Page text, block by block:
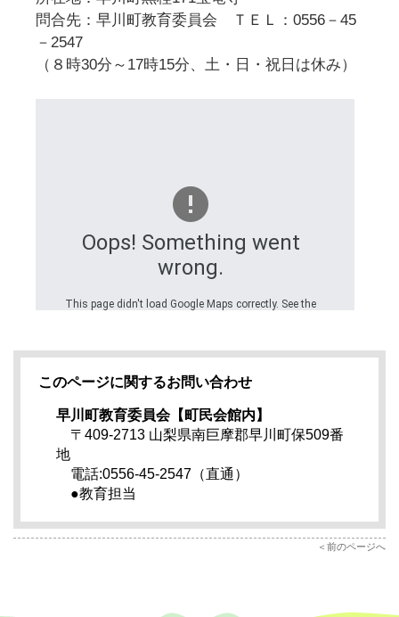
問合先：早川町教育委員会 ＴＥＬ：0556－45
－2547
（８時30分～17時15分、土・日・祝日は休み）
このページに関するお問い合わせ
早川町教育委員会【町民会館内】
〒409-2713 山梨県南巨摩郡早川町保509番
地
電話:0556-45-2547（直通）
●教育担当
前のページへ